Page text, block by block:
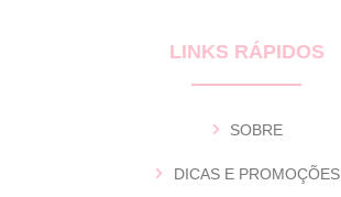
LINKS RÁPIDOS
SOBRE
DICAS E PROMOÇÕES